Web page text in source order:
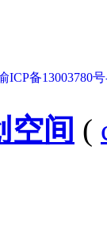
ICP备13003780
空间 (